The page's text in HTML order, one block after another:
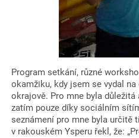
Program setkání, různé
okamžiku, kdy jsem se vydal
okrajově. Pro mne byla
zatím pouze díky sociálním
seznámení pro mne byla určitě
v rakouském Ysperu řekl, že: